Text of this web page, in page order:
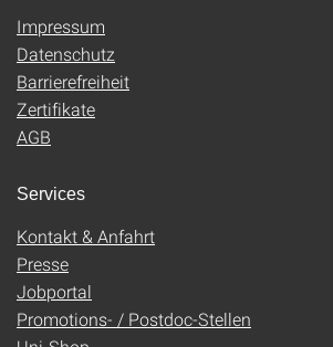
Impressum
Datenschutz
Barrierefreiheit
Zertifikate
AGB
Services
Kontakt & Anfahrt
Presse
Jobportal
Promotions- / Postdoc-Stellen